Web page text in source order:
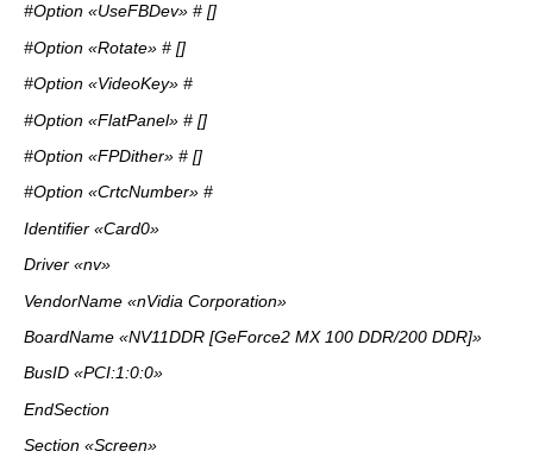
#Option «UseFBDev» # []
#Option «Rotate» # []
#Option «VideoKey» #
#Option «FlatPanel» # []
#Option «FPDither» # []
#Option «CrtcNumber» #
Identifier «Card0»
Driver «nv»
VendorName «nVidia Corporation»
BoardName «NV11DDR [GeForce2 MX 100 DDR/200 DDR]»
BusID «PCI:1:0:0»
EndSection
Section «Screen»